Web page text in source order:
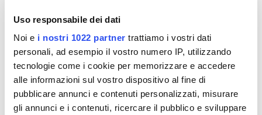
Uso responsabile dei dati
Noi e i nostri 1022 partner trattiamo i vostri dati
personali, ad esempio il vostro numero IP, utilizzando
tecnologie come i cookie per memorizzare e accedere
alle informazioni sul vostro dispositivo al fine di
pubblicare annunci e contenuti personalizzati, misurare
gli annunci e i contenuti, ricercare il pubblico e sviluppare
Integratori per dimagrire
Amin 21 K al cacao - 21
bustine
32,00 € 55,18 €
Integratori per dimagrire
Amin 21 K neutro
32,00 € 55,18 €